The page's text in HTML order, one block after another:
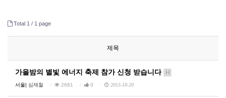
Total 1 / 1 page
제목
가을밤의 별빛 에너지 축제 참가 신청 받습니다 H
서울| 심재철 2681 0 2015-10-20